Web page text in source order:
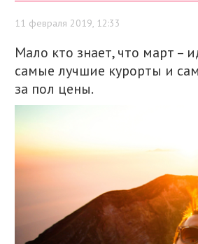
11 февраля 2019, 12:33
Мало кто знает, что март –
самые лучшие курорты и
за пол цены.